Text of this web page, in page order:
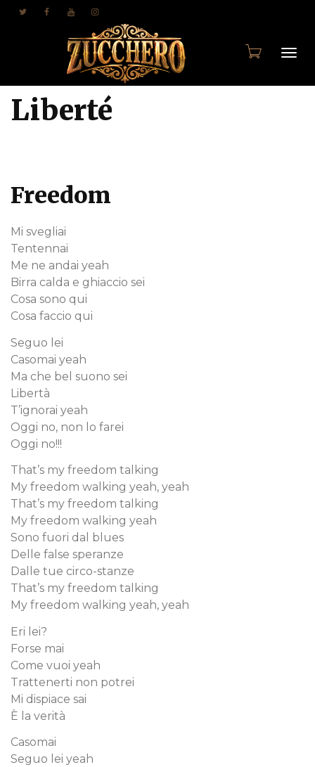
Liberté
Freedom
Mi svegliai
Tentennai
Me ne andai yeah
Birra calda e ghiaccio sei
Cosa sono qui
Cosa faccio qui
Seguo lei
Casomai yeah
Ma che bel suono sei
Libertà
T’ignorai yeah
Oggi no, non lo farei
Oggi no!!!
That’s my freedom talking
My freedom walking yeah, yeah
That’s my freedom talking
My freedom walking yeah
Sono fuori dal blues
Delle false speranze
Dalle tue circo-stanze
That’s my freedom talking
My freedom walking yeah, yeah
Eri lei?
Forse mai
Come vuoi yeah
Trattenerti non potrei
Mi dispiace sai
È la verità
Casomai
Seguo lei yeah